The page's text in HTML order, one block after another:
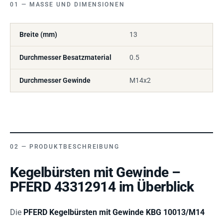
MASSE UND DIMENSIONEN
Breite (mm) 13
Durchmesser Besatzmaterial 0.5
Durchmesser Gewinde M14x2
PRODUKTBESCHREIBUNG
Kegelbürsten mit Gewinde –
PFERD 43312914 im Überblick
Die PFERD Kegelbürsten mit Gewinde KBG 10013/M14